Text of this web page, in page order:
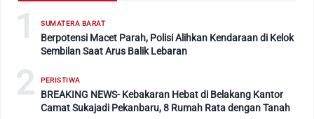
1 SUMATERA BARAT
Berpotensi Macet Parah, Polisi Alihkan Kendaraan di Kelok
Sembilan Saat Arus Balik Lebaran
2 PERISTIWA
BREAKING NEWS- Kebakaran Hebat di Belakang Kantor
Camat Sukajadi Pekanbaru, 8 Rumah Rata dengan Tanah